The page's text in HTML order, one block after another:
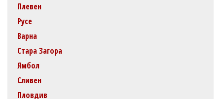
Плевен
Русе
Варна
Стара Загора
Ямбол
Сливен
Пловдив